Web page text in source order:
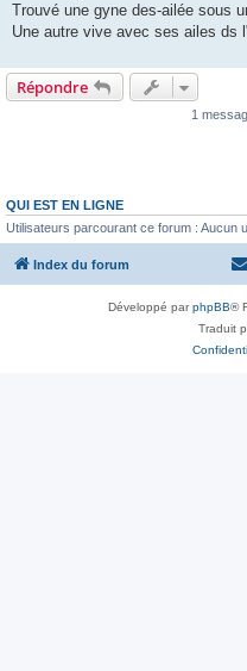
Trouvé une gyne des-ailée sous
Une autre vive avec ses ailes ds
Répondre
1
QUI EST EN LIGNE
Utilisateurs parcourant ce forum : Aucun
Index du forum
Développé parphpBB®
Traduit